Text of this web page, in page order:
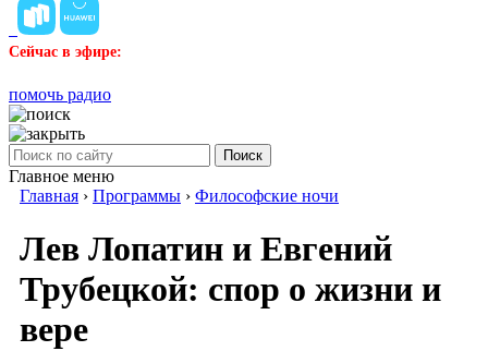
Сейчас в эфире:
помочь радио
Поиск
Главное меню
Главная › Программы › Философские ночи
Лев Лопатин и Евгений
Трубецкой: спор о жизни и
вере